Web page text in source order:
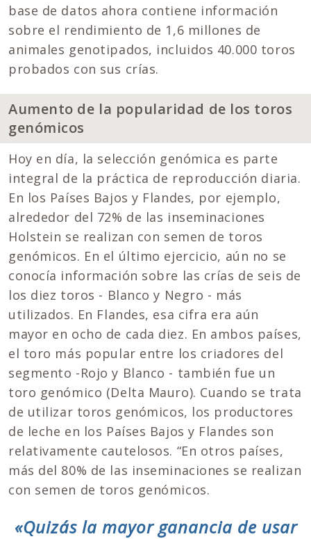
base de datos ahora contiene información
sobre el rendimiento de 1,6 millones de
animales genotipados, incluidos 40.000 toros
probados con sus crías.
Aumento de la popularidad de los toros
genómicos
Hoy en día, la selección genómica es parte
integral de la práctica de reproducción diaria.
En los Países Bajos y Flandes, por ejemplo,
alrededor del 72% de las inseminaciones
Holstein se realizan con semen de toros
genómicos. En el último ejercicio, aún no se
conocía información sobre las crías de seis de
los diez toros - Blanco y Negro - más
utilizados. En Flandes, esa cifra era aún
mayor en ocho de cada diez. En ambos países,
el toro más popular entre los criadores del
segmento -Rojo y Blanco - también fue un
toro genómico (Delta Mauro). Cuando se trata
de utilizar toros genómicos, los productores
de leche en los Países Bajos y Flandes son
relativamente cautelosos. “En otros países,
más del 80% de las inseminaciones se realizan
con semen de toros genómicos.
«Quizás la mayor ganancia de usar